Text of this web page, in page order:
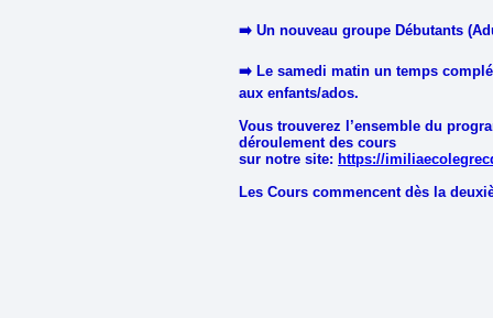
➡️ Un nouveau groupe Débutants
➡️ Le samedi matin un temps
aux enfants/ados.
Vous trouverez l’ensemble du
déroulement des cours
sur notre site: https://
Les Cours commencent dès la